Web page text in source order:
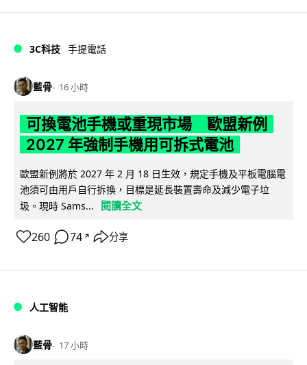
3C科技 手提電話
藍骨 16 小時
可換電池手機或重現市場 歐盟新例
2027 年強制手機用可拆式電池
歐盟新例將於 2027 年 2 月 18 日生效，規定手機及平板電腦電
池須可由用戶自行拆換，目標是延長裝置壽命及減少電子垃
圾。現時 Sams...
閱讀全文
260 74 ↗ 分享
人工智能
藍骨 17 小時